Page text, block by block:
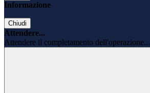
Informazione
Chiudi
Attendere...
Attendere il completamento dell'operazione...